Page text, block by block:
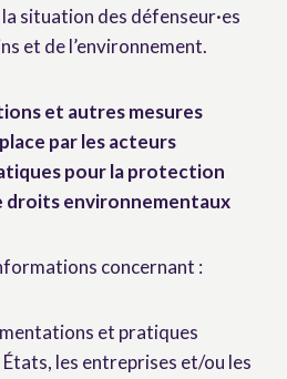
situation des défenseur·es
et de l’environnement.
et autres mesures
par les acteurs
pour la protection
droits environnementaux
concernant :
et pratiques
les entreprises et/ou les